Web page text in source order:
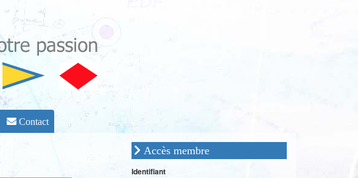
Contact
Accès membre
Identifiant